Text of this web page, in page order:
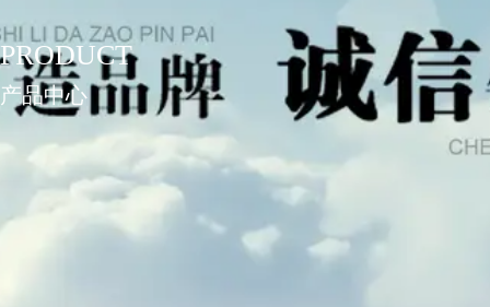
PRODUCT
产品中心